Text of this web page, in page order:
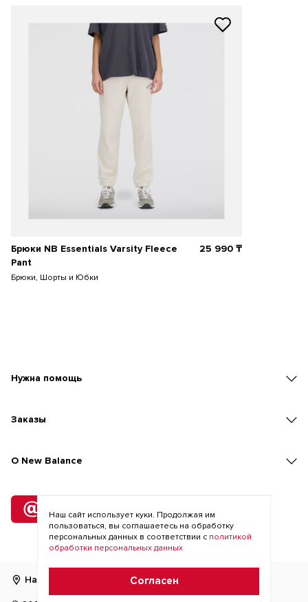
Брюки NB Essentials Varsity Fleece
Pant
Брюки, Шорты и Юбки
25 990₸
Нужна помощь
Заказы
O New Balance
на рассылку
Найти магазин KZ
Наш сайт использует куки. Продолжая им
пользоваться, вы соглашаетесь на обработку
персональных данных в соответствии с политикой
обработки персональных данных
Согласен